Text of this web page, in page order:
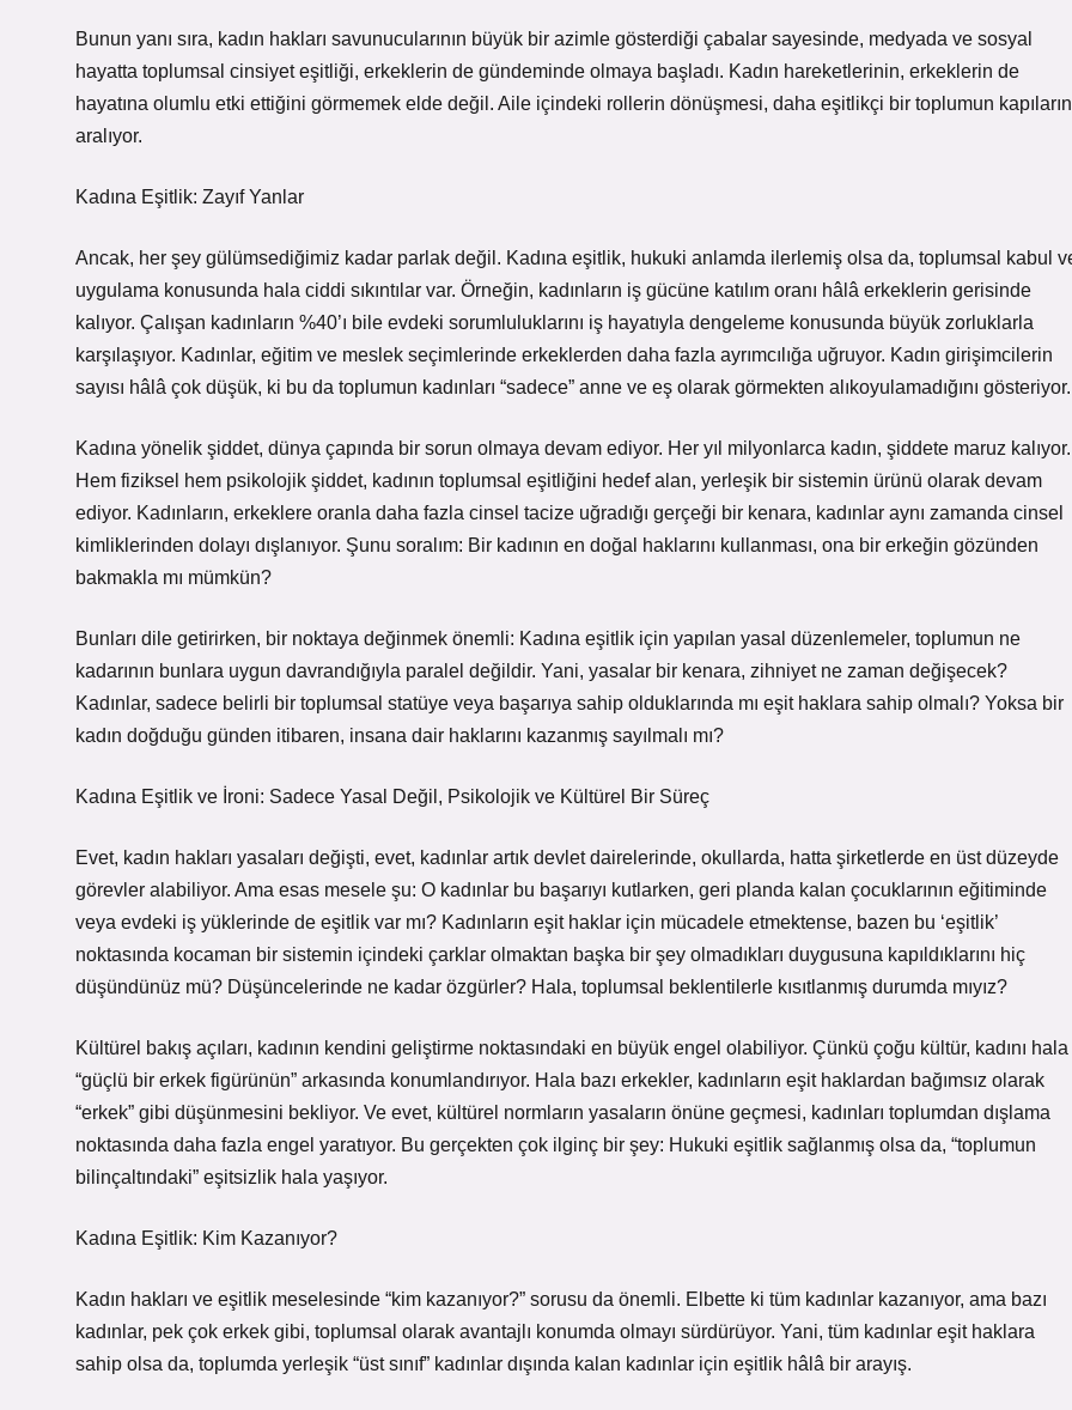
Bunun yanı sıra, kadın hakları savunucularının büyük bir azimle gösterdiği çabalar sayesinde, medyada ve sosyal
hayatta toplumsal cinsiyet eşitliği, erkeklerin de gündeminde olmaya başladı. Kadın hareketlerinin, erkeklerin de
hayatına olumlu etki ettiğini görmemek elde değil. Aile içindeki rollerin dönüşmesi, daha eşitlikçi bir toplumun
aralıyor.
Kadına Eşitlik: Zayıf Yanlar
Ancak, her şey gülümsediğimiz kadar parlak değil. Kadına eşitlik, hukuki anlamda ilerlemiş olsa da, toplumsal kabul
uygulama konusunda hala ciddi sıkıntılar var. Örneğin, kadınların iş gücüne katılım oranı hâlâ erkeklerin gerisinde
kalıyor. Çalışan kadınların %40’ı bile evdeki sorumluluklarını iş hayatıyla dengeleme konusunda büyük zorluklarla
karşılaşıyor. Kadınlar, eğitim ve meslek seçimlerinde erkeklerden daha fazla ayrımcılığa uğruyor. Kadın girişimcilerin
sayısı hâlâ çok düşük, ki bu da toplumun kadınları “sadece” anne ve eş olarak görmekten alıkoyulamadığını gösteriyor.
Kadına yönelik şiddet, dünya çapında bir sorun olmaya devam ediyor. Her yıl milyonlarca kadın, şiddete maruz kalıyor.
Hem fiziksel hem psikolojik şiddet, kadının toplumsal eşitliğini hedef alan, yerleşik bir sistemin ürünü olarak devam
ediyor. Kadınların, erkeklere oranla daha fazla cinsel tacize uğradığı gerçeği bir kenara, kadınlar aynı zamanda cinsel
kimliklerinden dolayı dışlanıyor. Şunu soralım: Bir kadının en doğal haklarını kullanması, ona bir erkeğin gözünden
bakmakla mı mümkün?
Bunları dile getirirken, bir noktaya değinmek önemli: Kadına eşitlik için yapılan yasal düzenlemeler, toplumun ne
kadarının bunlara uygun davrandığıyla paralel değildir. Yani, yasalar bir kenara, zihniyet ne zaman değişecek?
Kadınlar, sadece belirli bir toplumsal statüye veya başarıya sahip olduklarında mı eşit haklara sahip olmalı? Yoksa bir
kadın doğduğu günden itibaren, insana dair haklarını kazanmış sayılmalı mı?
Kadına Eşitlik ve İroni: Sadece Yasal Değil, Psikolojik ve Kültürel Bir Süreç
Evet, kadın hakları yasaları değişti, evet, kadınlar artık devlet dairelerinde, okullarda, hatta şirketlerde en üst düzeyde
görevler alabiliyor. Ama esas mesele şu: O kadınlar bu başarıyı kutlarken, geri planda kalan çocuklarının eğitiminde
veya evdeki iş yüklerinde de eşitlik var mı? Kadınların eşit haklar için mücadele etmektense, bazen bu ‘eşitlik’
noktasında kocaman bir sistemin içindeki çarklar olmaktan başka bir şey olmadıkları duygusuna kapıldıklarını hiç
düşündünüz mü? Düşüncelerinde ne kadar özgürler? Hala, toplumsal beklentilerle kısıtlanmış durumda mıyız?
Kültürel bakış açıları, kadının kendini geliştirme noktasındaki en büyük engel olabiliyor. Çünkü çoğu kültür, kadını hala
“güçlü bir erkek figürünün” arkasında konumlandırıyor. Hala bazı erkekler, kadınların eşit haklardan bağımsız olarak
“erkek” gibi düşünmesini bekliyor. Ve evet, kültürel normların yasaların önüne geçmesi, kadınları toplumdan dışlama
noktasında daha fazla engel yaratıyor. Bu gerçekten çok ilginç bir şey: Hukuki eşitlik sağlanmış olsa da, “toplumun
bilinçaltındaki” eşitsizlik hala yaşıyor.
Kadına Eşitlik: Kim Kazanıyor?
Kadın hakları ve eşitlik meselesinde “kim kazanıyor?” sorusu da önemli. Elbette ki tüm kadınlar kazanıyor, ama bazı
kadınlar, pek çok erkek gibi, toplumsal olarak avantajlı konumda olmayı sürdürüyor. Yani, tüm kadınlar eşit haklara
sahip olsa da, toplumda yerleşik “üst sınıf” kadınlar dışında kalan kadınlar için eşitlik hâlâ bir arayış.